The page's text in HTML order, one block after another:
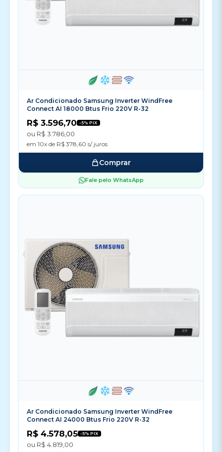
Ar Condicionado Samsung Inverter WindFree
Connect AI 18000 Btus Frio 220V R-32
R$ 3.596,70 -5% PIX
ou R$ 3.786,00
em 10x de R$ 378,60 s/ juros
Comprar
Fale pelo WhatsApp
Ar Condicionado Samsung Inverter WindFree
Connect AI 24000 Btus Frio 220V R-32
R$ 4.578,05 -5% PIX
ou R$ 4.819,00